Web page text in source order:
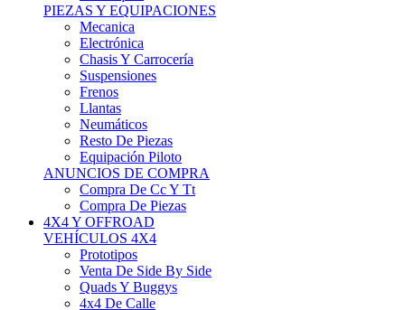
Mecanica
Electrónica
Chasis Y Carrocería
Suspensiones
Frenos
Llantas
Neumáticos
Resto De Piezas
Equipación Piloto
ANUNCIOS DE COMPRA
Compra De Cc Y Tt
Compra De Piezas
4X4 Y OFFROAD
VEHÍCULOS 4X4
Prototipos
Venta De Side By Side
Quads Y Buggys
4x4 De Calle
PIEZAS PARA 4X4